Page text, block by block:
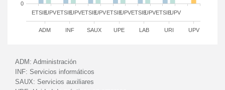
ETSIE ETSIE ETSIE ETSIE ETSIE ETSIE
UPV UPV UPV UPV UPV UPV
ADM INF SAUX UPE LAB URI UPV
0
ADM: Administración
INF: Servicios informáticos
SAUX: Servicios auxiliares